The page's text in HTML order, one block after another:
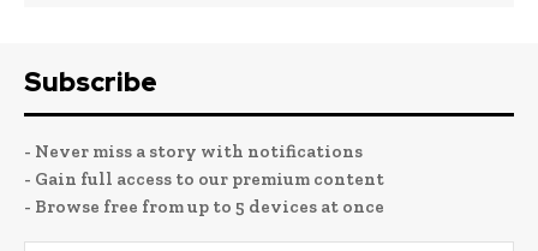
Subscribe
- Never miss a story with notifications
- Gain full access to our premium content
- Browse free from up to 5 devices at once